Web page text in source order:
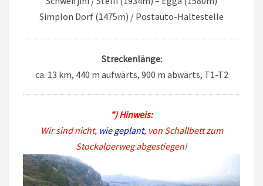
Simplon Dorf (1475m) / Postauto-Haltestelle
Streckenlänge:
ca. 13 km, 440 m aufwärts, 900 m abwärts, T1-T2
*) Hinweis:
Wir sind nicht, wie geplant, von Schallbett zum
Stockalperweg abgestiegen!